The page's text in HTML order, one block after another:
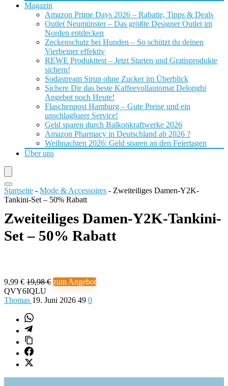
Magazin
Amazon Prime Days 2026 – Rabatte, Tipps & Deals
Outlet Neumünster – Das größte Designer Outlet im
Norden entdecken
Zeckenschutz bei Hunden – So schützt du deinen
Vierbeiner effektiv
REWE Produkttest – Jetzt Starten und Gratisprodukte
sichern!
Sodastream Sirup ohne Zucker im Überblick
Sichere Dir das beste Kaffeevollautomat Delonghi
Angebot noch Heute!
Flaschenpost Hamburg – Gute Preise und ein
unschlagbarer Service!
Geld sparen durch Balkonkraftwerke 2026
Amazon Pharmacy in Deutschland ab 2026 ?
Weihnachten 2026: Geld sparen an den Feiertagen
Über uns
Startseite - Mode & Accessoires - Zweiteiliges Damen-Y2K-
Tankini-Set – 50% Rabatt
Zweiteiliges Damen-Y2K-Tankini-
Set – 50% Rabatt
9,99 € 19,98 € zum Angebot
QVY6IQLU
Thomas 19. Juni 2026 49 0